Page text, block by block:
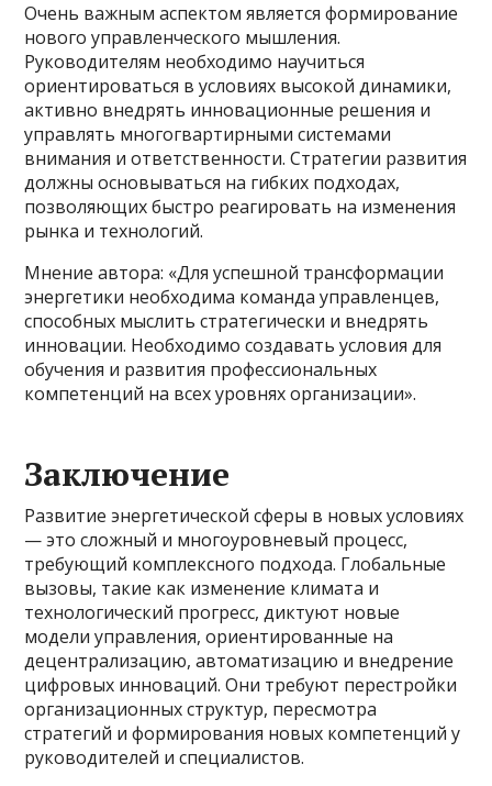
Очень важным аспектом является формирование
нового управленческого мышления.
Руководителям необходимо научиться
ориентироваться в условиях высокой динамики,
активно внедрять инновационные решения и
управлять многогвартирными системами
внимания и ответственности. Стратегии развития
должны основываться на гибких подходах,
позволяющих быстро реагировать на изменения
рынка и технологий.
Мнение автора: «Для успешной трансформации
энергетики необходима команда управленцев,
способных мыслить стратегически и внедрять
инновации. Необходимо создавать условия для
обучения и развития профессиональных
компетенций на всех уровнях организации».
Заключение
Развитие энергетической сферы в новых условиях
— это сложный и многоуровневый процесс,
требующий комплексного подхода. Глобальные
вызовы, такие как изменение климата и
технологический прогресс, диктуют новые
модели управления, ориентированные на
децентрализацию, автоматизацию и внедрение
цифровых инноваций. Они требуют перестройки
организационных структур, пересмотра
стратегий и формирования новых компетенций у
руководителей и специалистов.